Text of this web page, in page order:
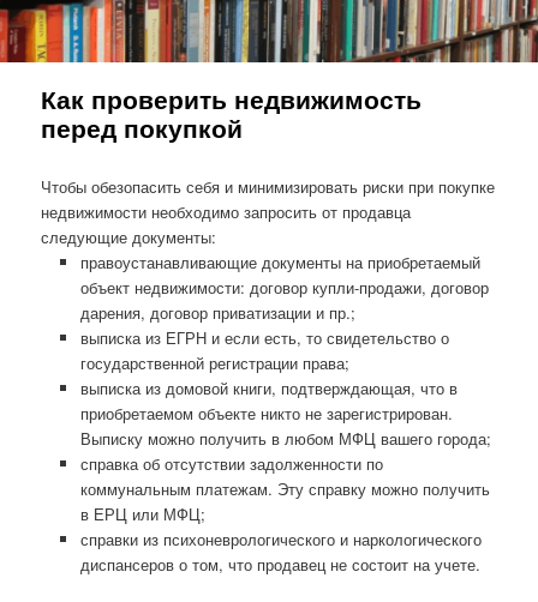
Как проверить недвижимость
перед покупкой
Чтобы обезопасить себя и минимизировать риски при покупке
недвижимости необходимо запросить от продавца
следующие документы:
правоустанавливающие документы на приобретаемый
объект недвижимости: договор купли-продажи, договор
дарения, договор приватизации и пр.;
выписка из ЕГРН и если есть, то свидетельство о
государственной регистрации права;
выписка из домовой книги, подтверждающая, что в
приобретаемом объекте никто не зарегистрирован.
Выписку можно получить в любом МФЦ вашего города;
справка об отсутствии задолженности по
коммунальным платежам. Эту справку можно получить
в ЕРЦ или МФЦ;
справки из психоневрологического и наркологического
диспансеров о том, что продавец не состоит на учете.